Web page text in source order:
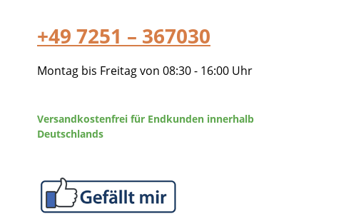
+49 7251 – 367030
Montag bis Freitag von 08:30 - 16:00 Uhr
Versandkostenfrei für Endkunden innerhalb
Deutschlands